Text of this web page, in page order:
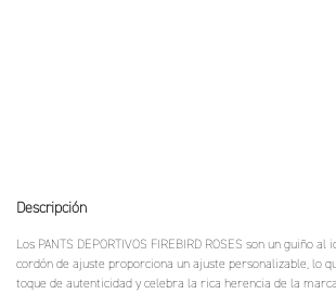
Descripción
Los PANTS DEPORTIVOS FIREBIRD ROSES son un
cordón de ajuste proporciona un ajuste personalizable, lo
toque de autenticidad y celebra la rica herencia de la